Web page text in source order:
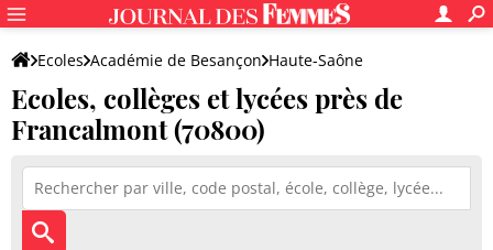
Ecoles Académie de Besançon Haute-Saône
Ecoles, collèges et lycées près de
Francalmont (70800)